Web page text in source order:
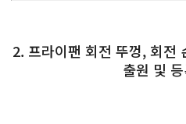
2. 프라이팬 회전 뚜껑, 회전
출원 및